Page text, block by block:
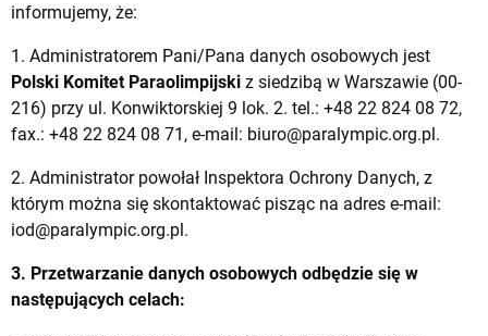
informujemy, że:
1. Administratorem Pani/Pana danych osobowych jest
Polski Komitet Paraolimpijski z siedzibą w Warszawie (00-
216) przy ul. Konwiktorskiej 9 lok. 2. tel.: +48 22 824 08 72,
fax.: +48 22 824 08 71, e-mail: biuro@paralympic.org.pl.
2. Administrator powołał Inspektora Ochrony Danych, z
którym można się skontaktować pisząc na adres e-mail:
iod@paralympic.org.pl.
3. Przetwarzanie danych osobowych odbędzie się w
następujących celach: